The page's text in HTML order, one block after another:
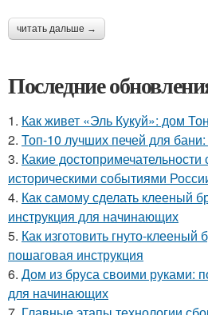
читать дальше →
Последние
1. Как живет «Эль Кукуй»: дом
2. Топ-10 лучших печей для
3. Какие достопримечательности
историческими событиями
4. Как самому сделать клееный
инструкция для начинающих
5. Как изготовить гнуто-клееный
пошаговая инструкция
6. Дом из бруса своими руками:
для начинающих